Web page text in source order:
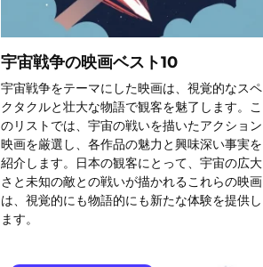
宇宙戦争の映画ベスト10
宇宙戦争をテーマにした映画は、視覚的なスペ
クタクルと壮大な物語で観客を魅了します。こ
のリストでは、宇宙の戦いを描いたアクション
映画を厳選し、各作品の魅力と興味深い事実を
紹介します。日本の観客にとって、宇宙の広大
さと未知の敵との戦いが描かれるこれらの映画
は、視覚的にも物語的にも新たな体験を提供し
ます。